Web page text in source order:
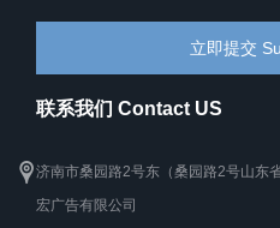
联系我们 Contact US
济南市桑园路2号东（桑园路2号山东
宏广告有限公司